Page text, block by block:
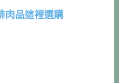
肉品這裡選購